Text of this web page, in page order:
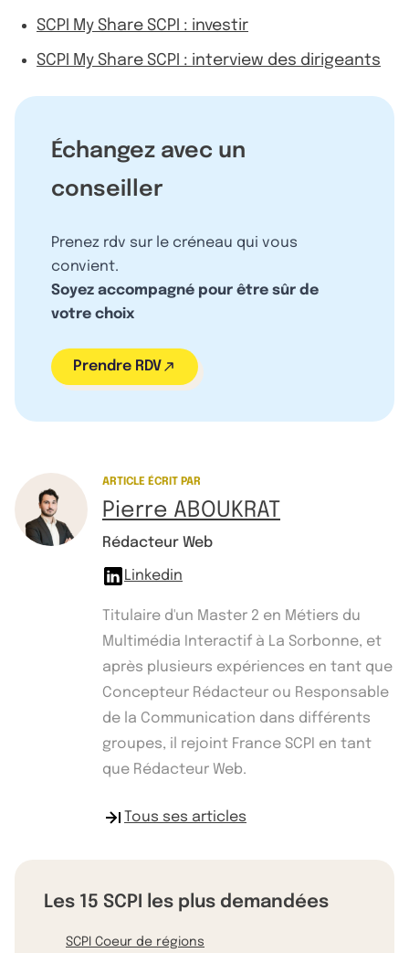
SCPI My Share SCPI : investir
SCPI My Share SCPI : interview des dirigeants
Échangez avec un
conseiller
Prenez rdv sur le créneau qui vous
convient.
Soyez accompagné pour être sûr de
votre choix
Prendre RDV
ARTICLE ÉCRIT PAR
Pierre ABOUKRAT
Rédacteur Web
Linkedin
Titulaire d'un Master 2 en Métiers du
Multimédia Interactif à La Sorbonne, et
après plusieurs expériences en tant que
Concepteur Rédacteur ou Responsable
de la Communication dans différents
groupes, il rejoint France SCPI en tant
que Rédacteur Web.
Tous ses articles
Les 15 SCPI les plus demandées
SCPI Coeur de régions